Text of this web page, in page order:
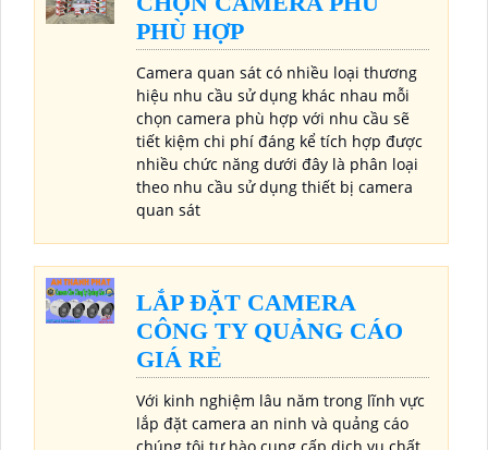
PHÙ HỢP
Camera quan sát có nhiều loại thương
hiệu nhu cầu sử dụng khác nhau mỗi
chọn camera phù hợp với nhu cầu sẽ
tiết kiệm chi phí đáng kể tích hợp được
nhiều chức năng dưới đây là phân loại
theo nhu cầu sử dụng thiết bị camera
quan sát
LẮP ĐẶT CAMERA
CÔNG TY QUẢNG CÁO
GIÁ RẺ
Với kinh nghiệm lâu năm trong lĩnh vực
lắp đặt camera an ninh và quảng cáo